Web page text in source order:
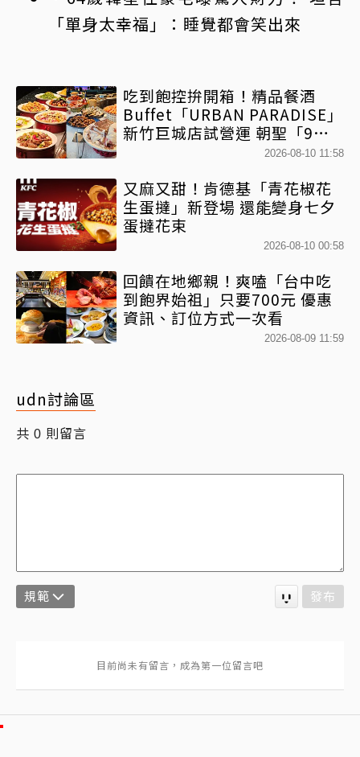
「單身太幸福」：睡覺都會笑出來
吃到飽控拚開箱！精品餐酒
Buffet「URBAN PARADISE」
新竹巨城店試營運 朝聖「9大
2026-08-10 11:58
又麻又甜！肯德基「青花椒花
生蛋撻」新登場 還能變身七夕
蛋撻花束
2026-08-10 00:58
回饋在地鄉親！爽嗑「台中吃
到飽界始祖」只要700元 優惠
資訊、訂位方式一次看
2026-08-09 11:59
udn討論區
共 0 則留言
規範 發布